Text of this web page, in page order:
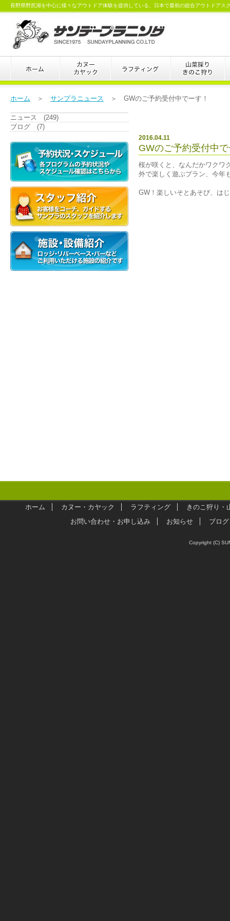
長野県野尻湖を中心に様々なアウトドア体験を提供している、日本で最初の総合アウトドアス
ホーム ＞ サンプラニュース ＞ GWのご予約受付中でーす！
2016.04.11
GWのご予約受付中
桜が咲くと、なんだかワクワ
外で楽しく遊ぶプラン、今年
GW！楽しいそとあそび、は
ニュース (249)
ブログ (7)
ホーム カヌー・カヤック ラフティング
きのこ狩り・
お問い合わせ・お申し込み
お知らせ ブログ
Copyright (C)